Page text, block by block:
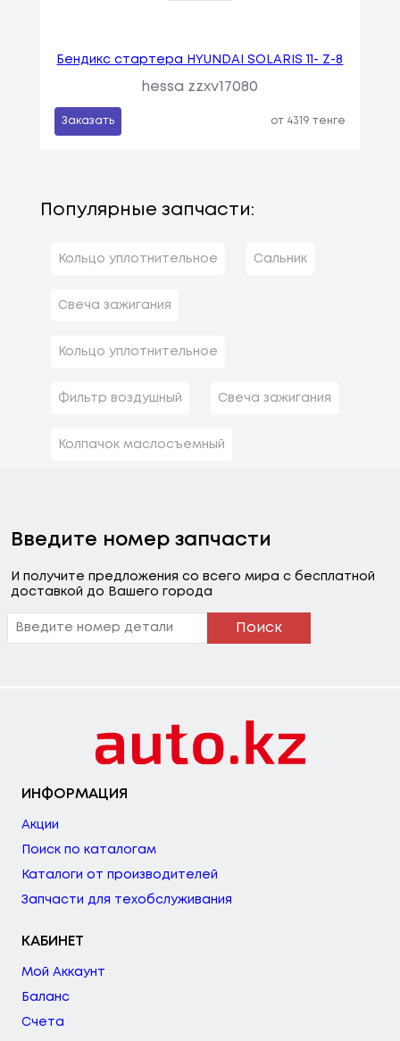
Бендикс стартера HYUNDAI SOLARIS 11- Z-8
hessa zzxv17080
Заказать от 4319 тенге
Популярные запчасти:
Кольцо уплотнительное Сальник
Свеча зажигания
Кольцо уплотнительное
Фильтр воздушный Свеча зажигания
Колпачок маслосъемный
Введите номер запчасти
И получите предложения со всего мира с бесплатной
доставкой до Вашего города
Поиск
ИНФОРМАЦИЯ
Акции
Поиск по каталогам
Каталоги от производителей
Запчасти для техобслуживания
КАБИНЕТ
Мой Аккаунт
Баланс
Счета